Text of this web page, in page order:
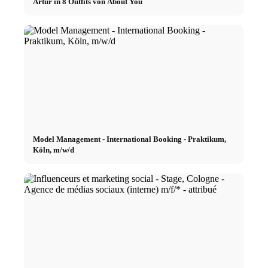
Model Management - International Booking - Praktikum,
Köln, m/w/d